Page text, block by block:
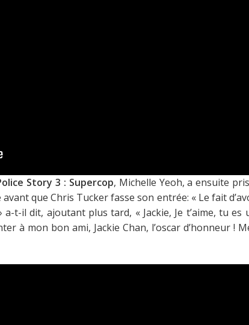
Story 3 : Supercop, Michelle Yeoh, a ensuite
que Chris Tucker fasse son entrée: « Le fait
a-t-il dit, ajoutant plus tard, « Jackie, Je t’aime, tu
à mon bon ami, Jackie Chan, l’oscar d’honneur !